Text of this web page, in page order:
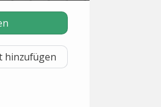
hinzufügen